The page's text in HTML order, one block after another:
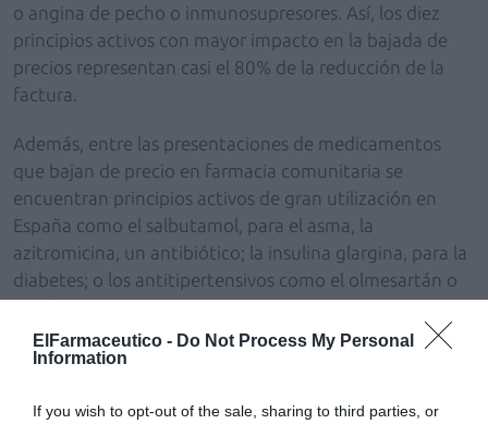
ElFarmaceutico - Do Not Process My Personal
Information
If you wish to opt-out of the sale, sharing to third parties, or
o angina de pecho o inmunosupresores. Así, los diez
principios activos con mayor impacto en la bajada de
precios representan casi el 80% de la reducción de la
factura.
Además, entre las presentaciones de medicamentos
que bajan de precio en farmacia comunitaria se
encuentran principios activos de gran utilización en
España como el salbutamol, para el asma, la
azitromicina, un antibiótico; la insulina glargina, para la
diabetes; o los antitipertensivos como el olmesartán o
candesartán.
Desde que se publicó el pasado 29 de noviembre esta
de medicamentos, y hasta el 1 de enero las farmacias